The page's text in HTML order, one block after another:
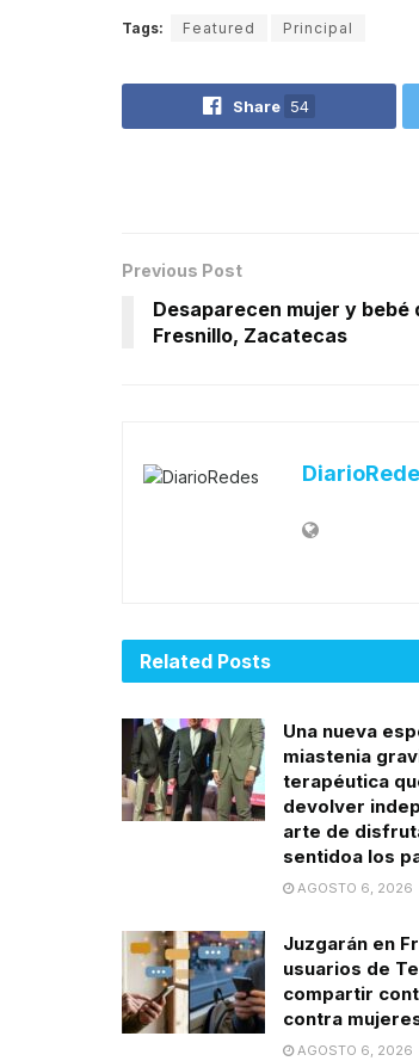
Tags: Featured Principal
Share 54
Previous Post
Desaparecen mujer y bebé
Fresnillo, Zacatecas
Related Posts
Una nueva
miastenia
terapéutica
devolver
arte de
sentidoa los
AGOSTO 6, 2026
Juzgarán en
usuarios de
compartir
contra
AGOSTO 6, 2026